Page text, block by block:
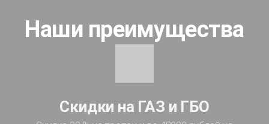
Наши преимущества
Скидки на ГАЗ и ГБО